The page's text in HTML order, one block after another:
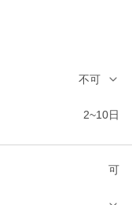
不可
2~10日
可